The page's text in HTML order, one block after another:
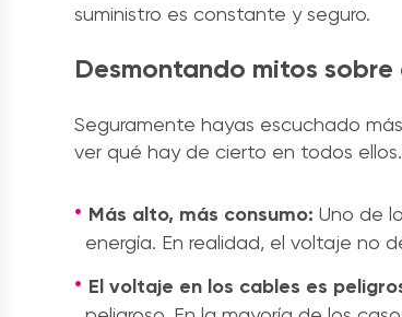
suministro es constante y seguro.
Desmontando mitos
Seguramente hayas escuchado
ver qué hay de cierto en todos ellos.
Más alto, más consumo: Uno de
energía. En realidad, el voltaje no
El voltaje en los cables es